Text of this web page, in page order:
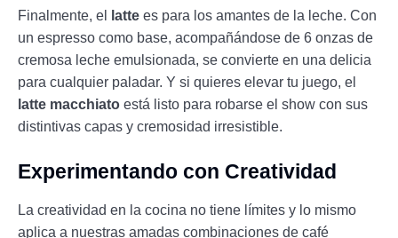
Finalmente, el latte es para los amantes de la leche. Con
un espresso como base, acompañándose de 6 onzas de
cremosa leche emulsionada, se convierte en una delicia
para cualquier paladar. Y si quieres elevar tu juego, el
latte macchiato está listo para robarse el show con sus
distintivas capas y cremosidad irresistible.
Experimentando con Creatividad
La creatividad en la cocina no tiene límites y lo mismo
aplica a nuestras amadas combinaciones de café